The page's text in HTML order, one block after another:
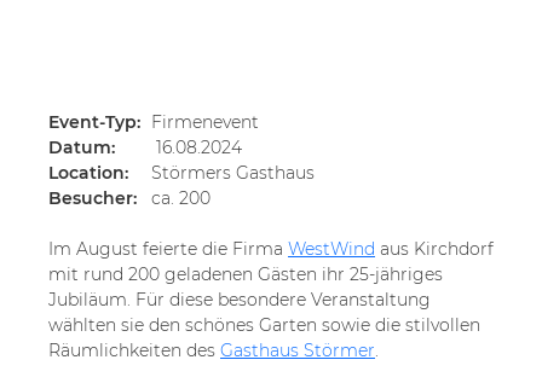
Event-Typ: Firmenevent
Datum:
16.08.2024
Location:
Störmers Gasthaus
Besucher:
ca. 200
Im August feierte die Firma WestWind aus Kirchdorf
mit rund 200 geladenen Gästen ihr 25-jähriges
Jubiläum. Für diese besondere Veranstaltung
wählten sie den schönes Garten sowie die stilvollen
Räumlichkeiten des Gasthaus Störmer.